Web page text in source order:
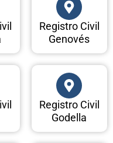
Registro Civil
Genovés
Registro Civil
Godella